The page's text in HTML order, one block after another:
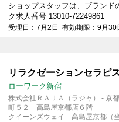
ショップスタッフは、ブラン
ク求人番号 13010-72249861
受理日：7月2日 有効期限：9月30
リラクゼーションセラピ
ローワーク新宿
株式会社ＲＡＪＡ（ラジャ） - 京
町５２ 高島屋京都店６階
クイーンズウェイ 高島屋京都（当